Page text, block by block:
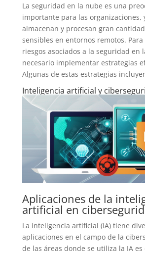
La seguridad en la nube es una
importante para las organizaciones,
almacenan y procesan gran
sensibles en entornos remotos.
riesgos asociados a la seguridad en
necesario implementar estrategias
Algunas de estas estrategias
Inteligencia artificial y
Aplicaciones de la
artificial en
La inteligencia artificial (IA) tiene
aplicaciones en el campo de la
de las áreas donde se utiliza la IA